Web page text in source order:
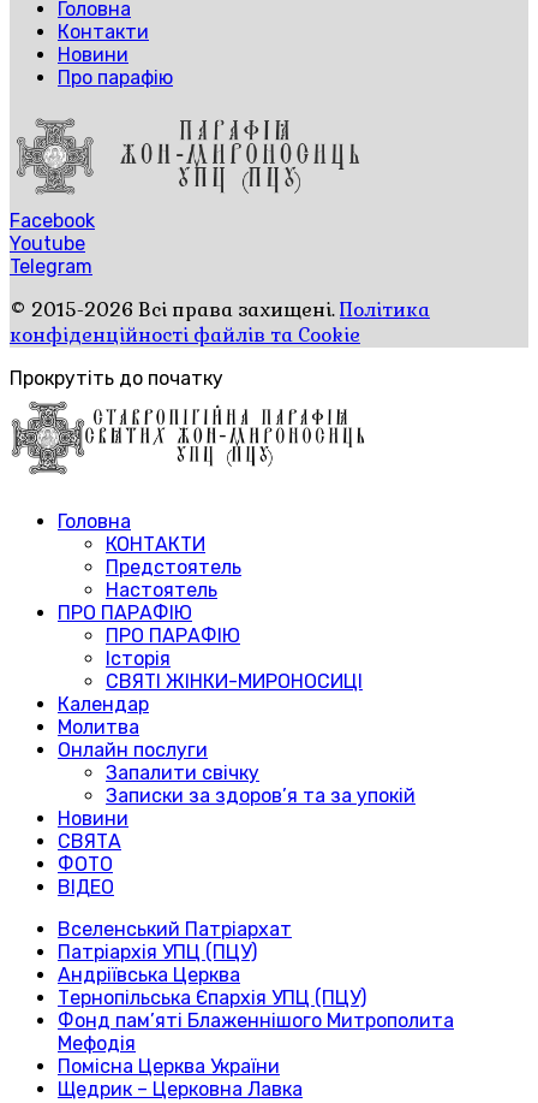
Головна
Контакти
Новини
Про парафію
Facebook
Youtube
Telegram
© 2015-2026 Всі права захищені.Політика
конфіденційності файлів та Cookie
Прокрутіть до початку
Головна
КОНТАКТИ
Предстоятель
Настоятель
ПРО ПАРАФІЮ
ПРО ПАРАФІЮ
Історія
СВЯТІ ЖІНКИ-МИРОНОСИЦІ
Календар
Молитва
Онлайн послуги
Запалити свічку
Записки за здоров’я та за упокій
Новини
СВЯТА
ФОТО
ВІДЕО
Вселенський Патріархат
Патріархія УПЦ (ПЦУ)
Андріївська Церква
Тернопільська Єпархія УПЦ (ПЦУ)
Фонд пам’яті Блаженнішого Митрополита
Мефодія
Помісна Церква України
Щедрик – Церковна Лавка